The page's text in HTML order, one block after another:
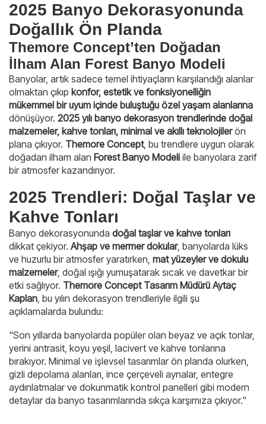
2025 Banyo Dekorasyonunda
Doğallık Ön Planda
Themore Concept’ten Doğadan
İlham Alan Forest Banyo Modeli
Banyolar, artık sadece temel ihtiyaçların karşılandığı alanlar
olmaktan çıkıp konfor, estetik ve fonksiyonelliğin
mükemmel bir uyum içinde buluştuğu özel yaşam alanlarına
dönüşüyor. 2025 yılı banyo dekorasyon trendlerinde doğal
malzemeler, kahve tonları, minimal ve akıllı teknolojilerön
plana çıkıyor. Themore Concept, bu trendlere uygun olarak
doğadan ilham alan Forest Banyo Modeli ile banyolara zarif
bir atmosfer kazandırıyor.
2025 Trendleri: Doğal Taşlar ve
Kahve Tonları
Banyo dekorasyonunda doğal taşlar ve kahve tonları
dikkat çekiyor. Ahşap ve mermer dokular, banyolarda lüks
ve huzurlu bir atmosfer yaratırken, mat yüzeyler ve dokulu
malzemeler, doğal ışığı yumuşatarak sıcak ve davetkar bir
etki sağlıyor. Themore Concept Tasarım Müdürü Aytaç
Kaplan, bu yılın dekorasyon trendleriyle ilgili şu
açıklamalarda bulundu:
"Son yıllarda banyolarda popüler olan beyaz ve açık tonlar,
yerini antrasit, koyu yeşil, lacivert ve kahve tonlarına
bırakıyor. Minimal ve işlevsel tasarımlar ön planda olurken,
gizli depolama alanları, ince çerçeveli aynalar, entegre
aydınlatmalar ve dokunmatik kontrol panelleri gibi modern
detaylar da banyo tasarımlarında sıkça karşımıza çıkıyor."